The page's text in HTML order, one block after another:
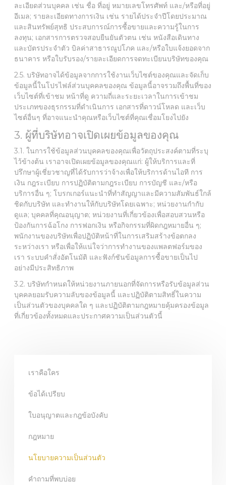
เราคือใคร
ข้อได้เปรียบ
ใบอนุญาตและกฎข้อบังคับ
กฎหมาย
นโยบายความเป็นส่วนตัว
คำถามที่พบบ่อย
ละเอียดส่วนบุคคล เช่น ชื่อ ที่อยู่ หมายเลขโทรศัพท์ และ/หรือที่อยู่
อีเมล; รายละเอียดทางการเงิน เช่น รายได้ประจำปีโดยประมาณ
และสินทรัพย์สุทธิ ประสบการณ์การซื้อขายและความรู้ในการ
ลงทุน; เอกสารการตรวจสอบยืนยันตัวตน เช่น หนังสือเดินทาง
และบัตรประจำตัว บิลค่าสาธารณูปโภค และ/หรือใบแจ้งยอดจาก
ธนาคาร หรือใบรับรอง/รายละเอียดการจดทะเบียนบริษัทของคุณ
2.5. บริษัทอาจได้ข้อมูลจากการใช้งานเว็บไซต์ของคุณและจัดเก็บ
ข้อมูลนี้ในโปรไฟล์ส่วนบุคคลของคุณ ข้อมูลนี้อาจรวมถึงพื้นที่ของ
เว็บไซต์ที่เข้าชม หน้าที่ดู ความถี่และระยะเวลาในการเข้าชม
ประเภทของธุรกรรมที่ดำเนินการ เอกสารที่ดาวน์โหลด และเว็บ
ไซต์อื่นๆ ที่อาจแนะนำคุณหรือเว็บไซต์ที่คุณเชื่อมโยงไปยัง
3. ผู้ที่บริษัทอาจเปิดเผยข้อมูลของคุณ
3.1. ในการใช้ข้อมูลส่วนบุคคลของคุณเพื่อวัตถุประสงค์ตามที่ระบุ
ไว้ข้างต้น เราอาจเปิดเผยข้อมูลของคุณแก่: ผู้ให้บริการและที่
ปรึกษาผู้เชี่ยวชาญที่ได้รับการว่าจ้างเพื่อให้บริการด้านไอที การ
เงิน กฎระเบียบ การปฏิบัติตามกฎระเบียบ การบัญชี และ/หรือ
บริการอื่น ๆ; โบรกเกอร์แนะนำที่ทำสัญญาและมีความสัมพันธ์ใกล้
ชิดกับบริษัท และทำงานให้กับบริษัทโดยเฉพาะ; หน่วยงานกำกับ
ดูแล; บุคคลที่คุณอนุญาต; หน่วยงานที่เกี่ยวข้องเพื่อสอบสวนหรือ
ป้องกันการฉ้อโกง การฟอกเงิน หรือกิจกรรมที่ผิดกฎหมายอื่น ๆ;
พนักงานของบริษัทเพื่อปฏิบัติหน้าที่ในการเสริมสร้างข้อตกลง
ระหว่างเรา หรือเพื่อให้แน่ใจว่าการทำงานของแพลตฟอร์มของ
เรา ระบบคำสั่งอัตโนมัติ และฟังก์ชันข้อมูลการซื้อขายเป็นไป
อย่างมีประสิทธิภาพ
3.2. บริษัทกำหนดให้หน่วยงานภายนอกที่จัดการหรือรับข้อมูลส่วน
บุคคลยอมรับความลับของข้อมูลนี้ และปฏิบัติตามสิทธิ์ในความ
เป็นส่วนตัวของบุคคลใด ๆ และปฏิบัติตามกฎหมายคุ้มครองข้อมูล
ที่เกี่ยวข้องทั้งหมดและประกาศความเป็นส่วนตัวนี้